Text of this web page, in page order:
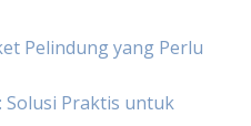
Pelindung yang Perlu
Solusi Praktis untuk